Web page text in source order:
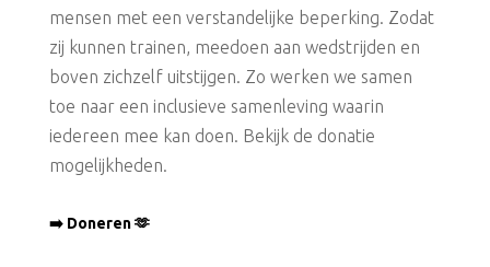
mensen met een verstandelijke beperking. Zodat
zij kunnen trainen, meedoen aan wedstrijden en
boven zichzelf uitstijgen. Zo werken we samen
toe naar een inclusieve samenleving waarin
iedereen mee kan doen. Bekijk de donatie
mogelijkheden.
➡️ Doneren 🫶